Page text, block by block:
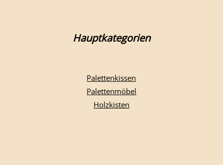
Hauptkategorien
Palettenkissen
Palettenmöbel
Holzkisten